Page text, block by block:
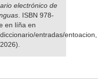
electrónico de
. ISBN 978-
en líña en
entradas/entoacion,